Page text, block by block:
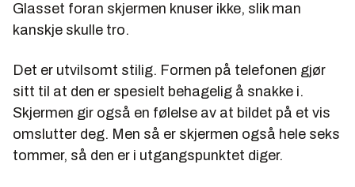
Glasset foran skjermen knuser ikke, slik man
kanskje skulle tro.
Det er utvilsomt stilig. Formen på telefonen gjør
sitt til at den er spesielt behagelig å snakke i.
Skjermen gir også en følelse av at bildet på et vis
omslutter deg. Men så er skjermen også hele seks
tommer, så den er i utgangspunktet diger.